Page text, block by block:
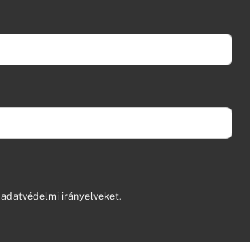
adatvédelmi irányelveket.